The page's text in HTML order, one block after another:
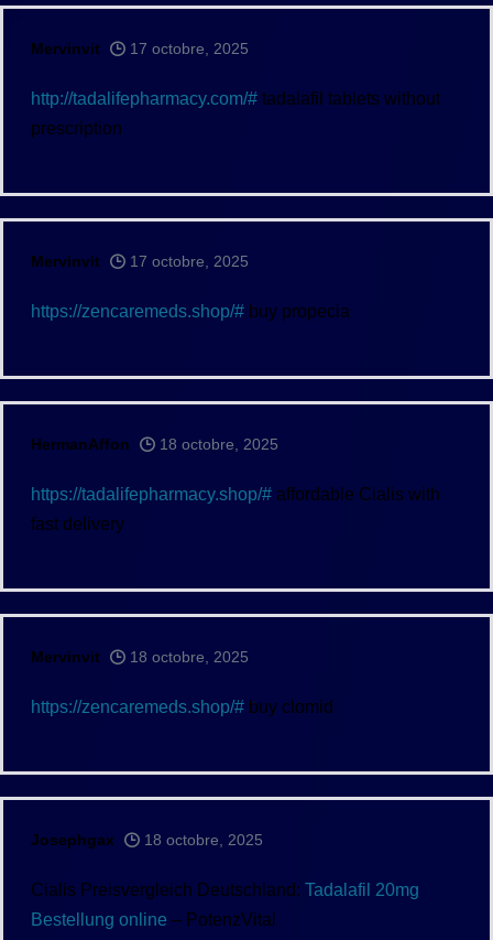
Mervinvit 17 octobre, 2025
http://tadalifepharmacy.com/# tadalafil tablets without
prescription
Mervinvit 17 octobre, 2025
https://zencaremeds.shop/# buy propecia
HermanAffon 18 octobre, 2025
https://tadalifepharmacy.shop/# affordable Cialis with
fast delivery
Mervinvit 18 octobre, 2025
https://zencaremeds.shop/# buy clomid
Josephgax 18 octobre, 2025
Cialis Preisvergleich Deutschland: Tadalafil 20mg
Bestellung online – PotenzVital